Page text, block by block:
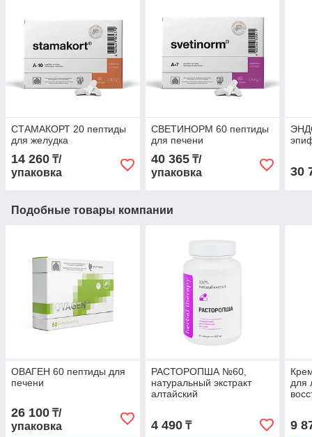
СТАМАКОРТ 20 пептиды
для желудка
14 260 ₸/
упаковка
СВЕТИНОРМ 60 пептиды
для печени
40 365₸/
упаковка
30
Подобные товары компании
ОВАГЕН 60 пептиды для
печени
26 100 ₸/
упаковка
РАСТОРОПША №60,
натуральный экстракт
алтайский
4 490₸
для
9